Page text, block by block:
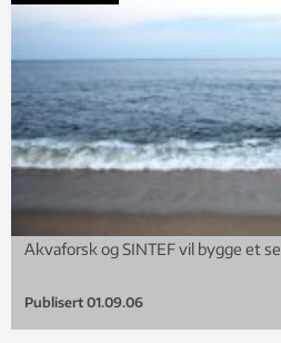
Akvaforsk og SINTEF vil bygge et
Publisert 01.09.06